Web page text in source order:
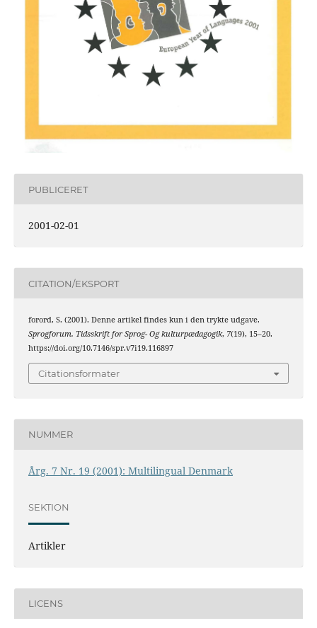
PUBLICERET
2001-02-01
CITATION/EKSPORT
forord, S. (2001). Denne artikel findes kun i den trykte udgave.
Sprogforum. Tidsskrift for Sprog- Og kulturpædagogik, 7(19), 15–20.
https://doi.org/10.7146/spr.v7i19.116897
Citationsformater
NUMMER
Årg. 7 Nr. 19 (2001): Multilingual Denmark
SEKTION
Artikler
LICENS